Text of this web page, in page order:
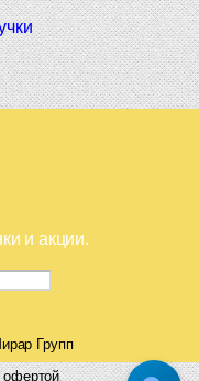
и акции.
Групп
офертой